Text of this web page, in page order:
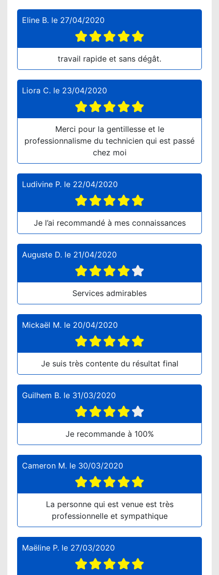
Eline B. le 27/04/2020
travail rapide et sans dégât.
Liora C. le 23/04/2020
Merci pour la gentillesse et le
professionnalisme du technicien qui est passé
chez moi
Ludivine P. le 22/04/2020
Je l’ai recommandé à mes connaissances
Auguste D. le 21/04/2020
Services admirables
Mickaël M. le 20/04/2020
Je suis très contente du résultat final
Guilhem B. le 31/03/2020
Je recommande à 100%
Cameron M. le 30/03/2020
La personne qui est venue est très
professionnelle et sympathique
Maëline P. le 27/03/2020